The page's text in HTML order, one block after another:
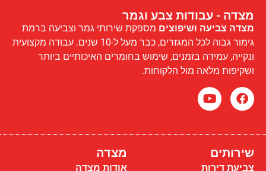
מצדה - עבודות צבע וגמר
מצדה צביעה ושיפוצים מספקת שירותי גמר וצביעה ברמת
גימור גבוה לכל המגזרים, כבר מעל ל-10 שנים. עבודה מקצועית
ונקייה, עמידה בזמנים, שימוש בחומרים האיכותיים ביותר
ושקיפות מלאה מול הלקוחות.
שירותים
צביעת דירות
מצדה
אודות מצדה